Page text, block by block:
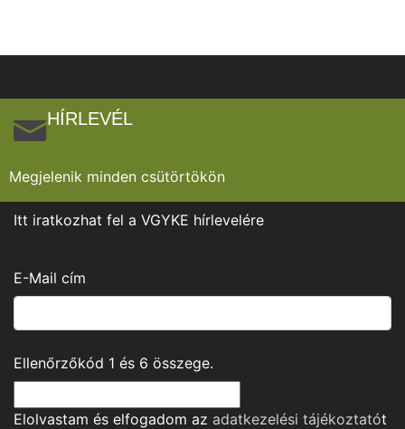
HÍRLEVÉL
Megjelenik minden csütörtökön
Itt iratkozhat fel a VGYKE hírlevelére
E-Mail cím
Ellenőrzőkód 1 és 6 összege.
Elolvastam és elfogadom az adatkezelési tájékoztatót